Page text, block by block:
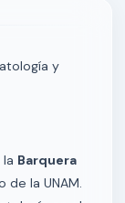
y
Barquera
de la UNAM.